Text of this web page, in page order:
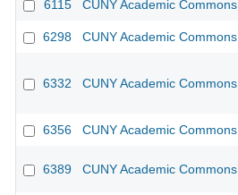
6115 CUNY Academic Commons
6298 CUNY Academic Commons
6332 CUNY Academic Commons
6356 CUNY Academic Commons
6389 CUNY Academic Commons